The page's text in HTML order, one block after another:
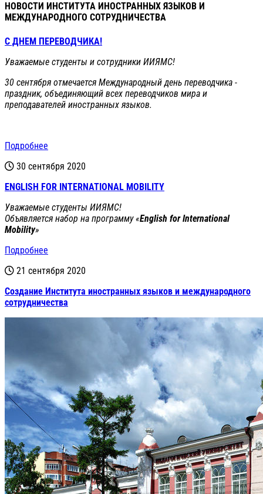
НОВОСТИ ИНСТИТУТА ИНОСТРАННЫХ ЯЗЫКОВ И
МЕЖДУНАРОДНОГО СОТРУДНИЧЕСТВА
С ДНЕМ ПЕРЕВОДЧИКА!
Уважаемые студенты и сотрудники ИИЯМС!
30 сентября отмечается Международный день переводчика -
праздник, объединяющий всех переводчиков мира и
преподавателей иностранных языков.
Подробнее
30 сентября 2020
ENGLISH FOR INTERNATIONAL MOBILITY
Уважаемые студенты ИИЯМС!
Объявляется набор на программу «English for Internatiоnal
Mobility»
Подробнее
21 сентября 2020
Создание Института иностранных языков и международного
сотрудничества